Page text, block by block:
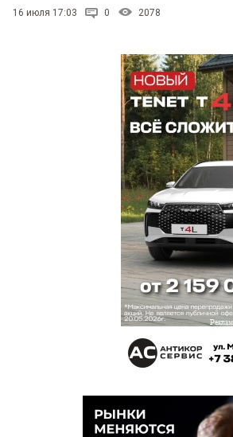
16 июля 17:03 0 2078